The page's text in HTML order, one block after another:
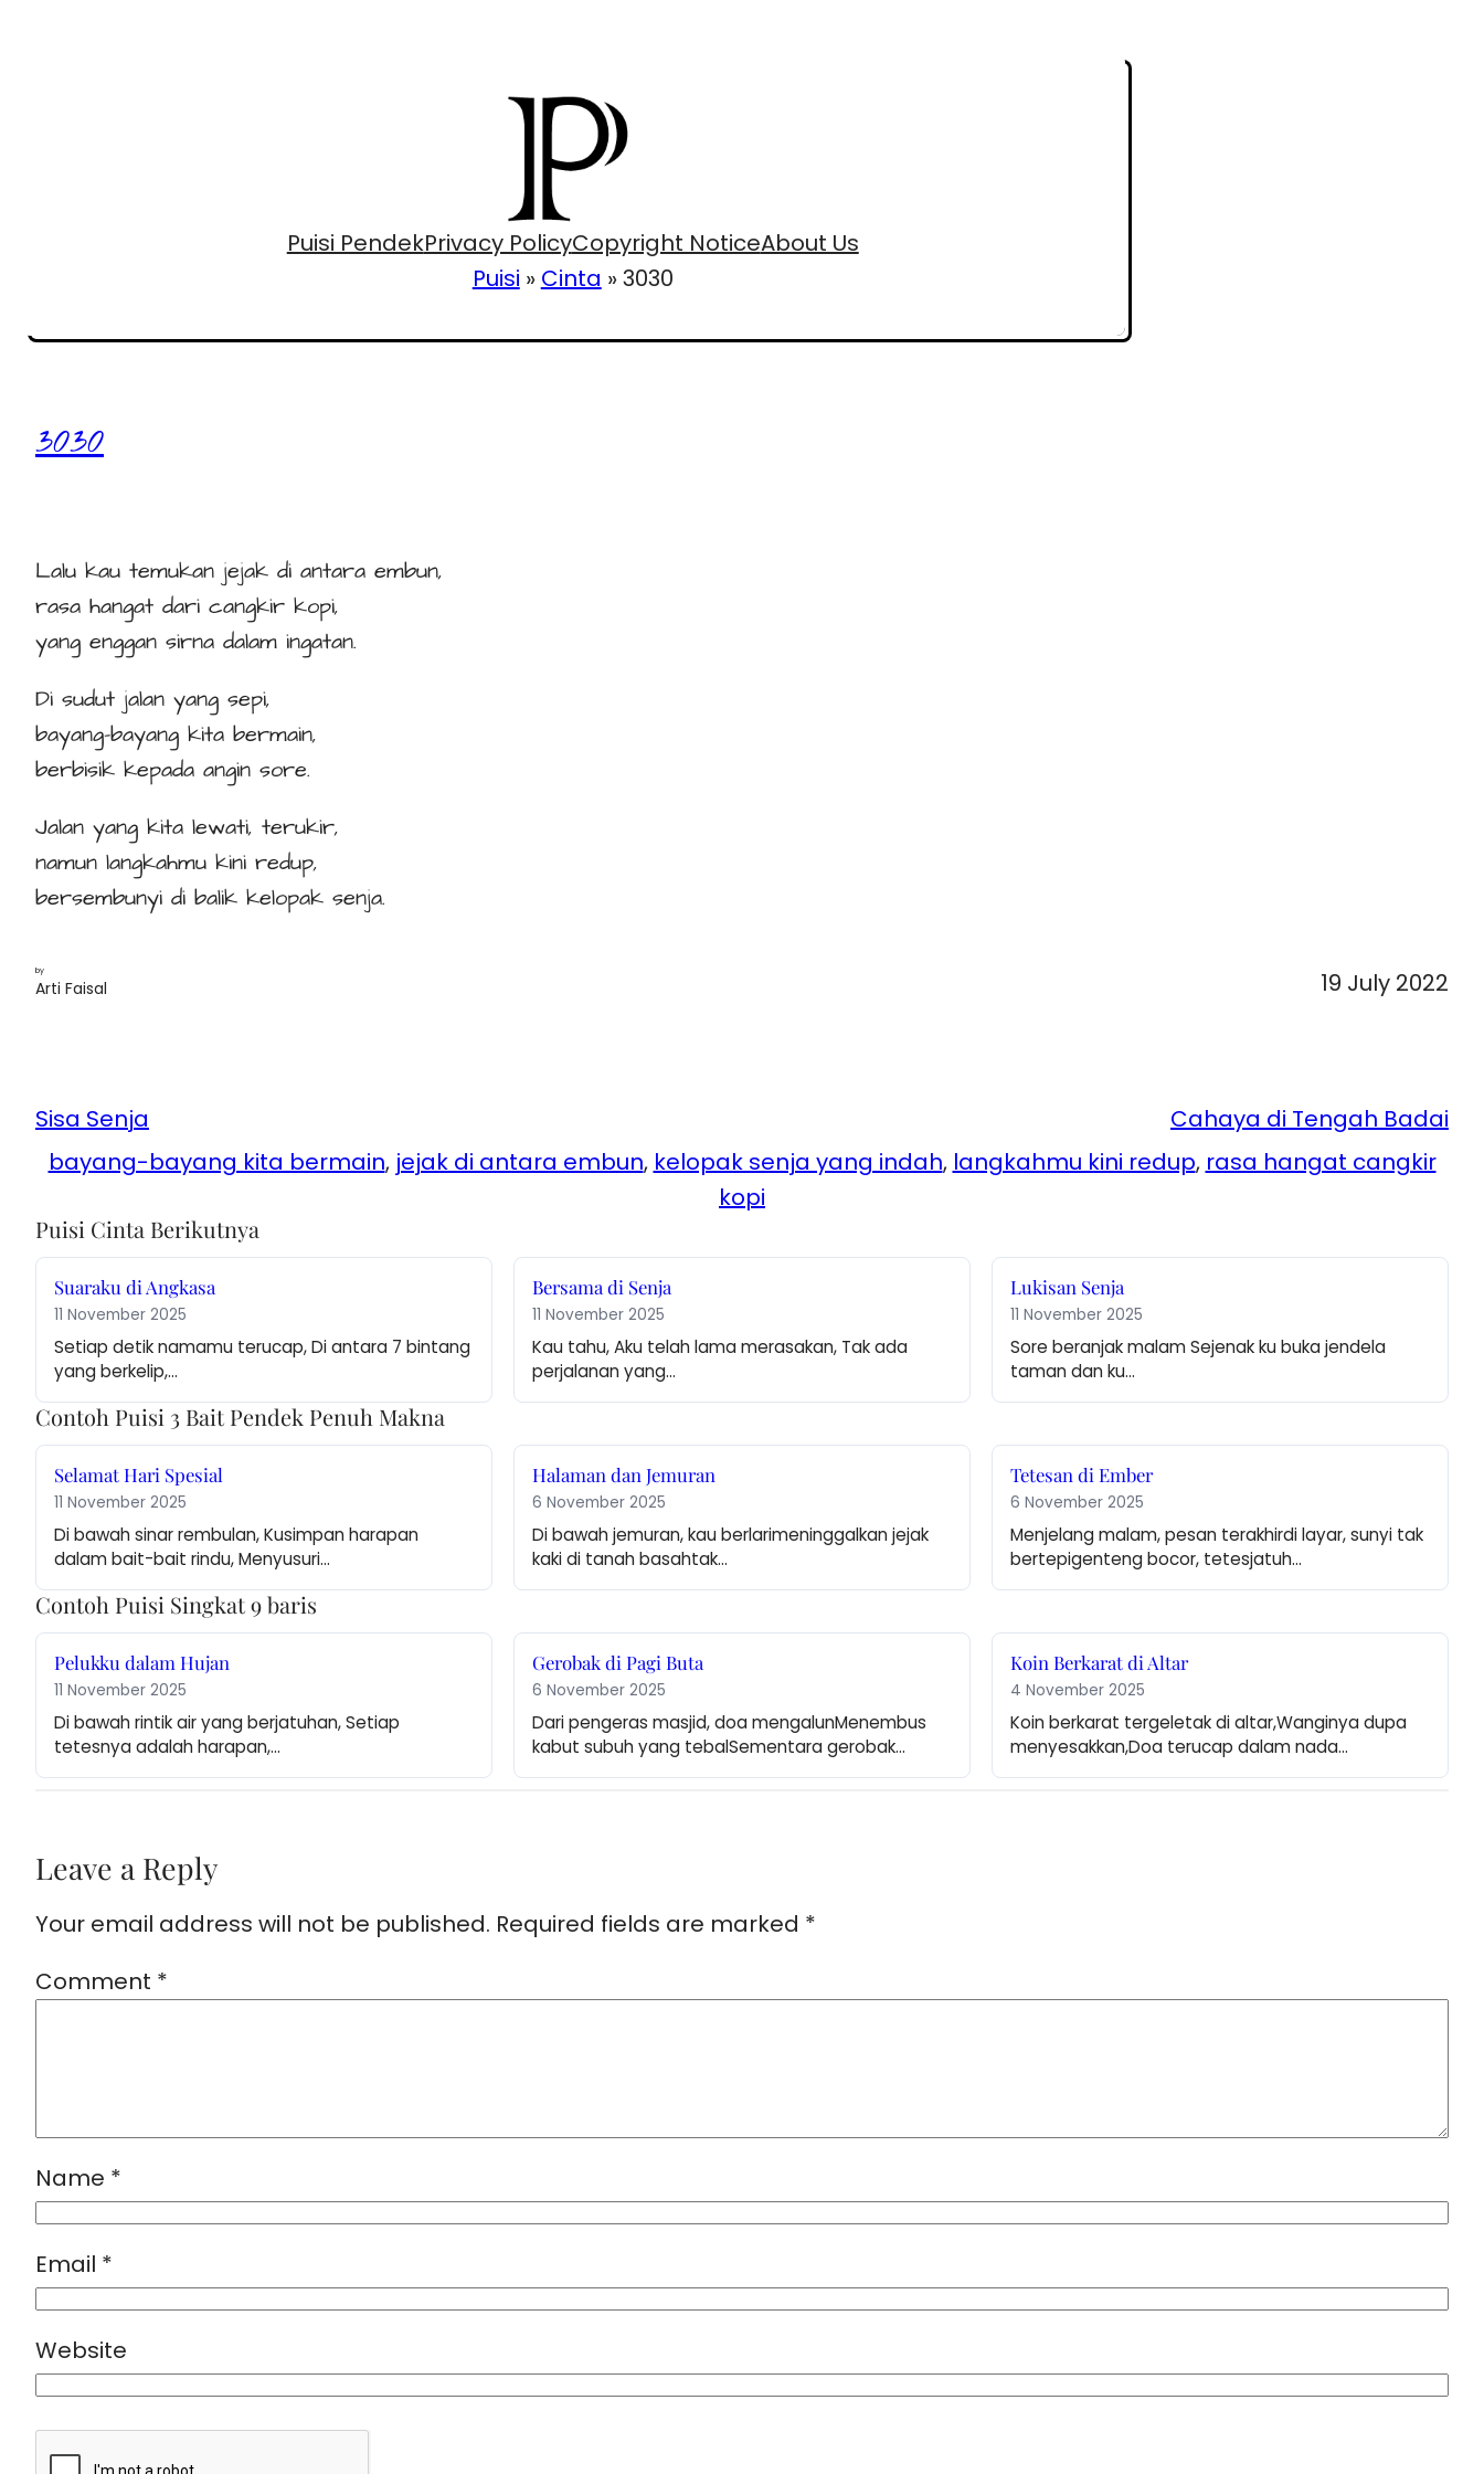
Puisi PendekPrivacy PolicyCopyright NoticeAbout Us
Puisi » Cinta »3030
3030
Lalu kau temukan jejak di antara embun,
rasa hangat dari cangkir kopi,
yang enggan sirna dalam ingatan.
Di sudut jalan yang sepi,
bayang-bayang kita bermain,
berbisik kepada angin sore.
Jalan yang kita lewati, terukir,
namun langkahmu kini redup,
bersembunyi di balik kelopak senja.
by
Arti Faisal 19 July 2022
Sisa Senja
Cahaya di Tengah Badai
bayang-bayang kita bermain, jejak di antara embun, kelopak senja yang indah, langkahmu kini redup, rasa hangat cangkir
kopi
Puisi Cinta Berikutnya
Suaraku di Angkasa
11 November 2025
Setiap detik namamu terucap, Di antara 7 bintang
yang berkelip,…
Bersama di Senja
11 November 2025
Kau tahu, Aku telah lama merasakan, Tak ada
perjalanan yang…
Lukisan Senja
11 November 2025
Sore beranjak malam Sejenak ku buka jendela
taman dan ku…
Contoh Puisi 3 Bait Pendek Penuh Makna
Selamat Hari Spesial
11 November 2025
Di bawah sinar rembulan, Kusimpan harapan
dalam bait-bait rindu, Menyusuri…
Halaman dan Jemuran
6 November 2025
Di bawah jemuran, kau berlarimeninggalkan jejak
kaki di tanah basahtak…
Tetesan di Ember
6 November 2025
Menjelang malam, pesan terakhirdi layar, sunyi tak
bertepigenteng bocor, tetesjatuh…
Contoh Puisi Singkat 9 baris
Pelukku dalam Hujan
11 November 2025
Di bawah rintik air yang berjatuhan, Setiap
tetesnya adalah harapan,…
Gerobak di Pagi Buta
6 November 2025
Dari pengeras masjid, doa mengalunMenembus
kabut subuh yang tebalSementara gerobak…
Koin Berkarat di Altar
4 November 2025
Koin berkarat tergeletak di altar,Wanginya dupa
menyesakkan,Doa terucap dalam nada…
Leave a Reply
Your email address will not be published. Required fields are marked *
Comment *
Name *
Email *
Website